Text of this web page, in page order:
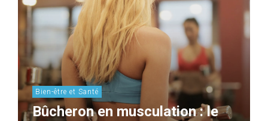
Bien-être et Santé
Bûcheron en musculation : le